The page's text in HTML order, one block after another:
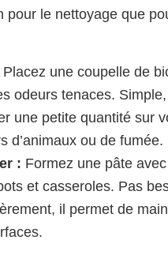
le nettoyage que
Placez une coupelle de
odeurs tenaces.
une petite quantité sur
d’animaux ou de fumée.
: Formez une pâte
et casseroles. Pas
il permet de